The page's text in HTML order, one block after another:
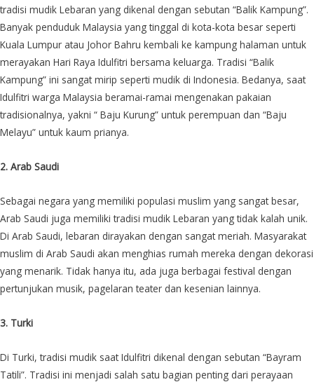
tradisi mudik Lebaran yang dikenal dengan sebutan “Balik Kampung”.
Banyak penduduk Malaysia yang tinggal di kota-kota besar seperti
Kuala Lumpur atau Johor Bahru kembali ke kampung halaman untuk
merayakan Hari Raya Idulfitri bersama keluarga. Tradisi “Balik
Kampung” ini sangat mirip seperti mudik di Indonesia. Bedanya, saat
Idulfitri warga Malaysia beramai-ramai mengenakan pakaian
tradisionalnya, yakni “ Baju Kurung” untuk perempuan dan “Baju
Melayu” untuk kaum prianya.
2. Arab Saudi
Sebagai negara yang memiliki populasi muslim yang sangat besar,
Arab Saudi juga memiliki tradisi mudik Lebaran yang tidak kalah unik.
Di Arab Saudi, lebaran dirayakan dengan sangat meriah. Masyarakat
muslim di Arab Saudi akan menghias rumah mereka dengan dekorasi
yang menarik. Tidak hanya itu, ada juga berbagai festival dengan
pertunjukan musik, pagelaran teater dan kesenian lainnya.
3. Turki
Di Turki, tradisi mudik saat Idulfitri dikenal dengan sebutan “Bayram
Tatili”. Tradisi ini menjadi salah satu bagian penting dari perayaan